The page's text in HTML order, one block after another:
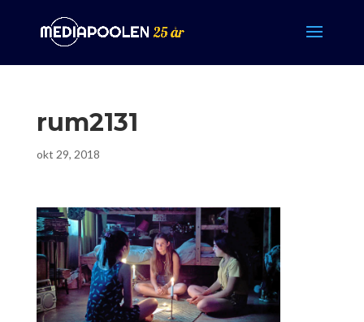
rum2131
okt 29, 2018